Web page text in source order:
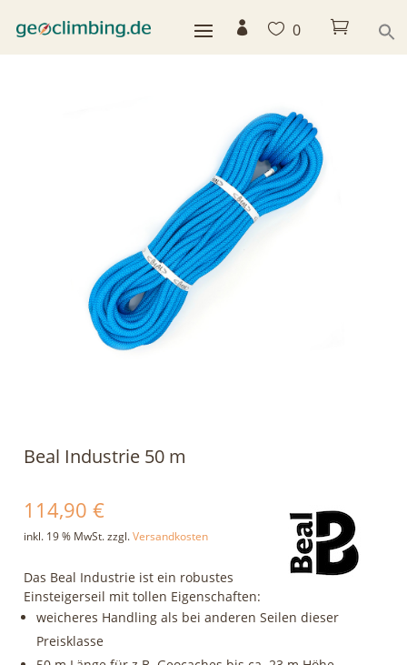
  0 
Home>Shop> Seile>Beal Industrie 50 m
Beal Industrie 50 m
114,90€
inkl. 19 % MwSt.zzgl.Versandkosten
Das Beal Industrie ist ein robustes
Einsteigerseil mit tollen Eigenschaften:
weicheres Handling als bei anderen Seilen dieser
Preisklasse